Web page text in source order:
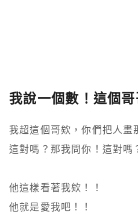
我說一個數！這個
我超這個哥欸，你們把人畫
這對嗎？那我問你！這對嗎
他這樣看著我欸！！
他就是愛我吧！！